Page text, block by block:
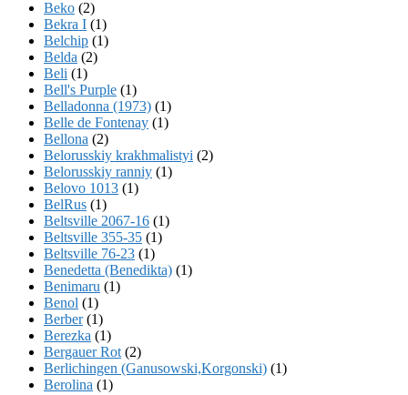
Beko (2)
Bekra I (1)
Belchip (1)
Belda (2)
Beli (1)
Bell's Purple (1)
Belladonna (1973) (1)
Belle de Fontenay (1)
Bellona (2)
Belorusskiy krakhmalistyi (2)
Belorusskiy ranniy (1)
Belovo 1013 (1)
BelRus (1)
Beltsville 2067-16 (1)
Beltsville 355-35 (1)
Beltsville 76-23 (1)
Benedetta (Benedikta) (1)
Benimaru (1)
Benol (1)
Berber(1)
Berezka (1)
Bergauer Rot (2)
Berlichingen (Ganusowski,Korgonski) (1)
Berolina (1)